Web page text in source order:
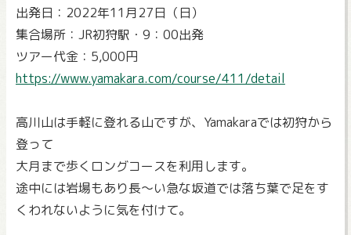
出発日：2022年11月27日（日）
集合場所：JR初狩駅・9：00出発
ツアー代金：5,000円
https://www.yamakara.com/course/411/detail
高川山は手軽に登れる山ですが、Yamakaraでは初狩から
登って
大月まで歩くロングコースを利用します。
途中には岩場もあり長～い急な坂道では落ち葉で足をす
くわれないように気を付けて。